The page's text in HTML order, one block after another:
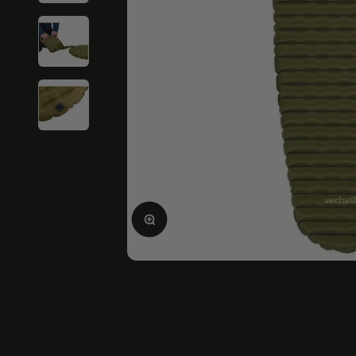
Ampliar la imagen